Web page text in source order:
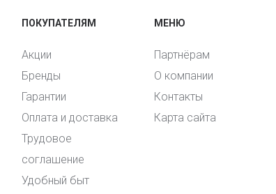
ПОКУПАТЕЛЯМ
Акции
Бренды
Гарантии
Оплата и доставка
Трудовое
соглашение
Удобный быт
МЕНЮ
Партнёрам
О компании
Контакты
Карта сайта